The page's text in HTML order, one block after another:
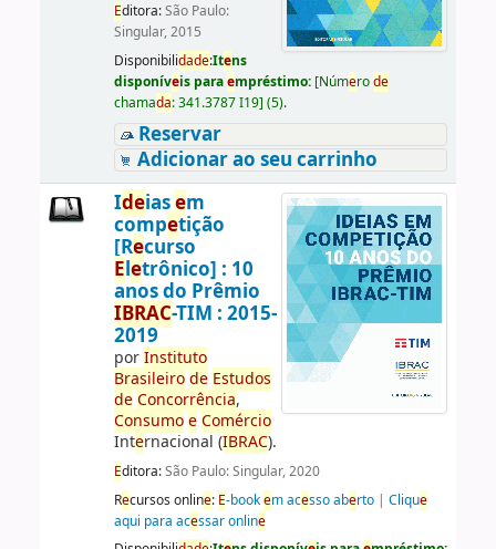
Editora:São Paulo:
Singular, 2015
Disponibilidade:Itens
disponíveis paraempréstimo: [Númerode
chamada:341.3787 I19] (5).
Reservar
Adicionar ao seu carrinho
Ideiasem
competição
[Recurso
Eletrônico] : 10
anos do Prêmio
IBRAC-TIM : 2015-
2019
porInstituto
Brasileiro de Estudos
de Concorrência,
Consumo e Comércio
Internacional (IBRAC).
Editora:São Paulo: Singular, 2020
Recursos online: E-bookem acesso aberto| Clique
aqui para acessar online